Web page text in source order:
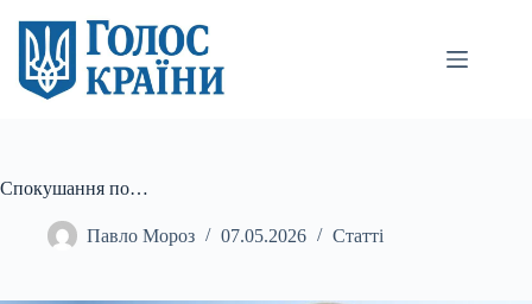
вмісту
Спокушання по…
Павло Мороз 07.05.2026 Статті